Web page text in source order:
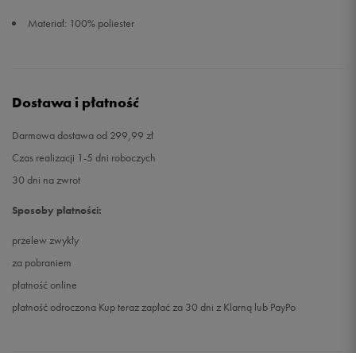
Materiał: 100% poliester
Dostawa i płatność
Darmowa dostawa od 299,99 zł
Czas realizacji 1-5 dni roboczych
30 dni na zwrot
Sposoby płatności:
przelew zwykły
za pobraniem
płatność online
płatność odroczona Kup teraz zapłać za 30 dni z Klarną lub PayPo